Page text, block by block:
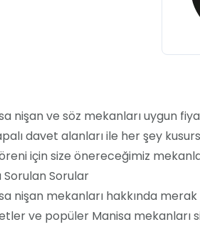
nişan ve söz mekanları uygun
davet alanları ile her şey
için size önereceğimiz
Sorulan Sorular
nişan mekanları hakkında
ve popüler Manisa mekanları